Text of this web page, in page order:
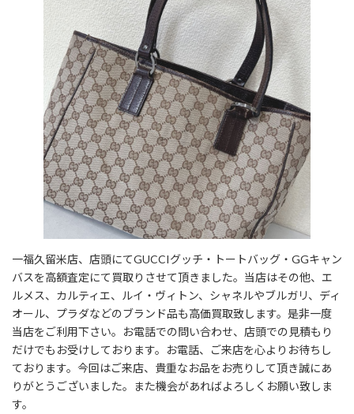
一福久留米店、店頭にてGUCCIグッチ・トートバッグ・GGキャン
バスを高額査定にて買取りさせて頂きました。当店はその他、エ
ルメス、カルティエ、ルイ・ヴィトン、シャネルやブルガリ、ディ
オール、プラダなどのブランド品も高価買取致します。是非一度
当店をご利用下さい。お電話での問い合わせ、店頭での見積もり
だけでもお受けしております。お電話、ご来店を心よりお待ちし
ております。今回はご来店、貴重なお品をお売りして頂き誠にあ
りがとうございました。また機会があればよろしくお願い致しま
す。